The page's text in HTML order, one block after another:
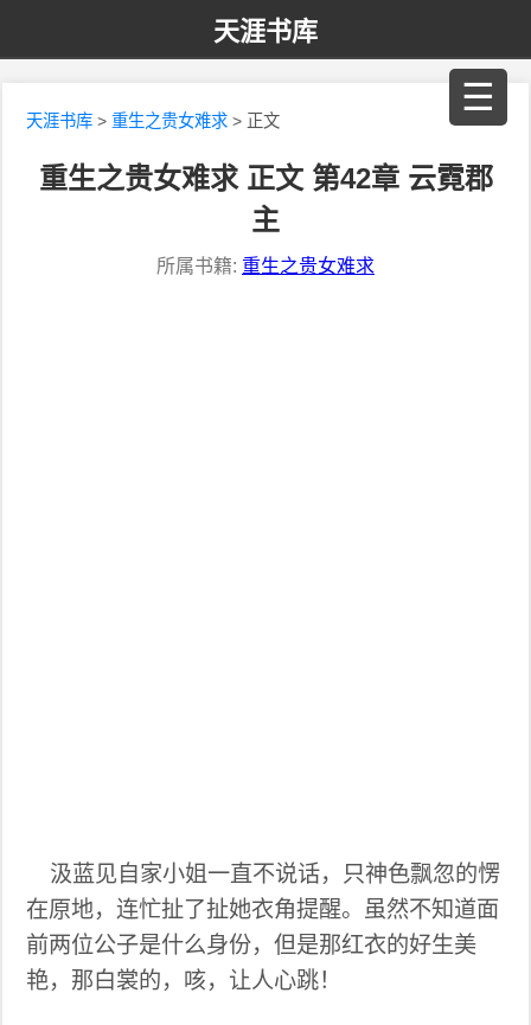
天涯书库
☰
天涯书库 >重生之贵女难求 > 正文
重生之贵女难求 正文 第42章 云霓郡
主
所属书籍: 重生之贵女难求
汲蓝见自家小姐一直不说话，只神色飘忽的愣
在原地，连忙扯了扯她衣角提醒。虽然不知道面
前两位公子是什么身份，但是那红衣的好生美
艳，那白裳的，咳，让人心跳！